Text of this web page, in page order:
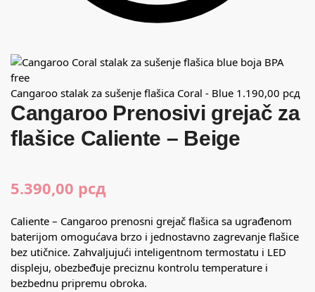
Cangaroo stalak za sušenje flašica Coral - Blue 1.190,00 рсд
Cangaroo Prenosivi grejač za
flašice Caliente – Beige
5.390,00 рсд
Caliente – Cangaroo prenosni grejač flašica sa ugrađenom
baterijom omogućava brzo i jednostavno zagrevanje flašice
bez utičnice. Zahvaljujući inteligentnom termostatu i LED
displeju, obezbeđuje preciznu kontrolu temperature i
bezbednu pripremu obroka.